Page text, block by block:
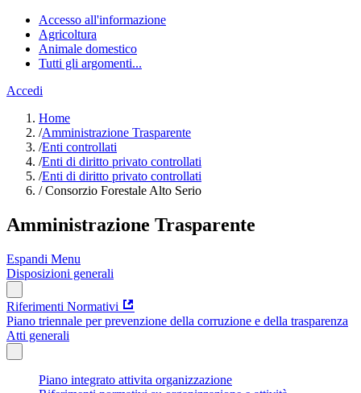
Accesso all'informazione
Agricoltura
Animale domestico
Tutti gli argomenti...
Accedi
Home
/Amministrazione Trasparente
/Enti controllati
/Enti di diritto privato controllati
/Enti di diritto privato controllati
/Consorzio Forestale Alto Serio
Amministrazione Trasparente
Espandi Menu
Disposizioni generali
Riferimenti Normativi
Piano triennale per prevenzione della corruzione e della trasparenza
Atti generali
Piano integrato attivita organizzazione